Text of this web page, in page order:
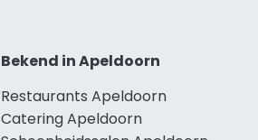
Bekend in Apeldoorn
Restaurants Apeldoorn
Catering Apeldoorn